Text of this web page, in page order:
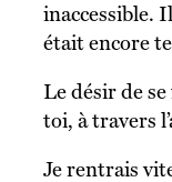
inaccessible.
était encore
Le désir de se frayer un chemin le soir, jusqu’à
toi, à travers
Je rentrais